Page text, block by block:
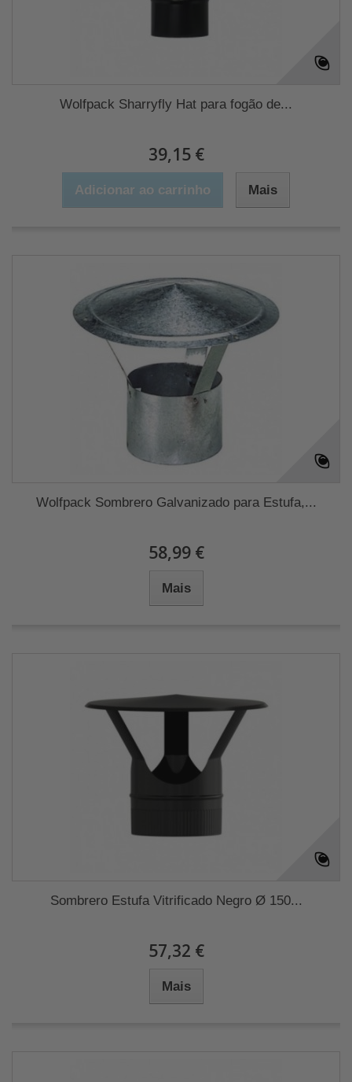
Wolfpack Sharryfly Hat para fogão de...
39,15 €
Adicionar ao carrinho Mais
Wolfpack Sombrero Galvanizado para Estufa,...
58,99 €
Mais
Sombrero Estufa Vitrificado Negro Ø 150...
57,32 €
Mais